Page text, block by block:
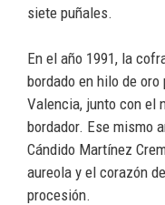
siete puñales.
En el año 1991, la
bordado en hilo de
Valencia, junto con el
bordador. Ese mismo
Cándido Martínez
aureola y el corazón
procesión.